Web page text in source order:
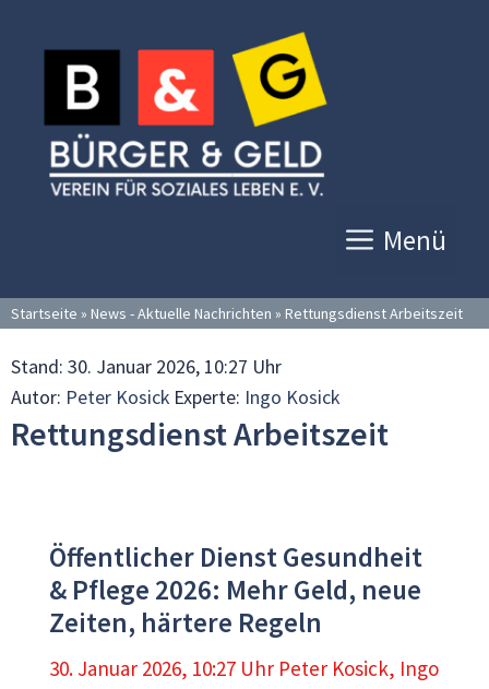
Inhalt
springen
Menü
Startseite » News - Aktuelle Nachrichten » Rettungsdienst Arbeitszeit
Stand: 30. Januar 2026, 10:27 Uhr
Autor: Peter Kosick Experte: Ingo Kosick
Rettungsdienst Arbeitszeit
Öffentlicher Dienst Gesundheit
& Pflege 2026: Mehr Geld, neue
Zeiten, härtere Regeln
30. Januar 2026, 10:27 Uhr Peter Kosick, Ingo